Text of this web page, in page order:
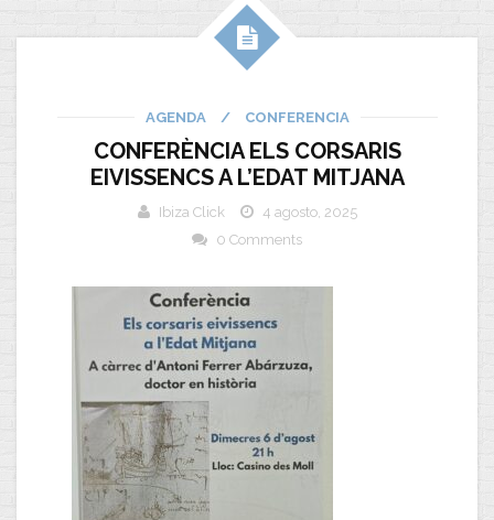
AGENDA / CONFERENCIA
CONFERÈNCIA ELS CORSARIS
EIVISSENCS A L’EDAT MITJANA
Ibiza Click
4 agosto, 2025
0 Comments